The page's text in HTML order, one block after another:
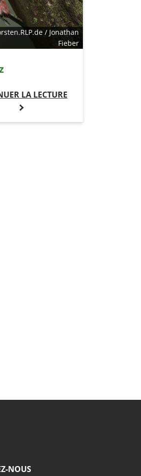
/ Jonathan
Fieber
LA LECTURE
NOUS